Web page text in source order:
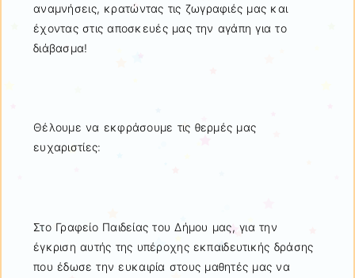
αναμνήσεις, κρατώντας τις ζωγραφιές μας και
έχοντας στις αποσκευές μας την αγάπη για το
διάβασμα!
Θέλουμε να εκφράσουμε τις θερμές μας
ευχαριστίες:
Στο Γραφείο Παιδείας του Δήμου μας, για την
έγκριση αυτής της υπέροχης εκπαιδευτικής δράσης
που έδωσε την ευκαιρία στους μαθητές μας να